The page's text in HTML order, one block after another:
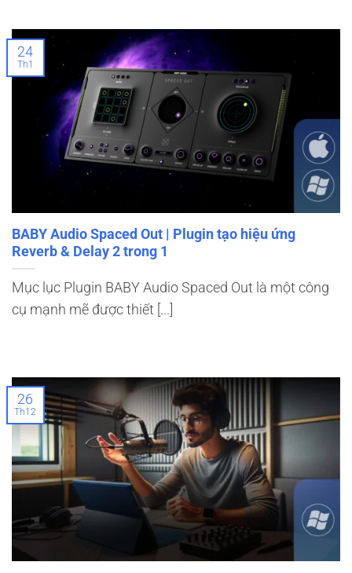
BABY Audio Spaced Out | Plugin tạo hiệu ứng
Reverb & Delay 2 trong 1
Mục lục Plugin BABY Audio Spaced Out là một công
cụ mạnh mẽ được thiết [...]
24
Th1
26
Th12